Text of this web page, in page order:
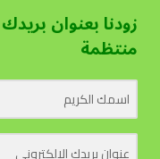
زودنا بعنوان
منتظمة